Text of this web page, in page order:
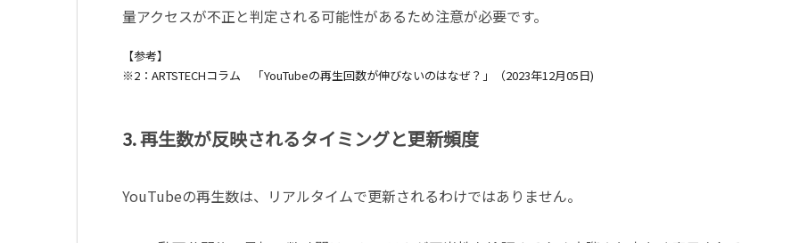
量アクセスが不正と判定される可能性があるため注意が必要です。
【参考】
※2 ： ARTSTECHコラム 「YouTubeの再生回数が伸びないのはなぜ？」（2023年12月05日)
3.再生数が反映されるタイミングと更新頻度
YouTubeの再生数は、リアルタイムで更新されるわけではありません。